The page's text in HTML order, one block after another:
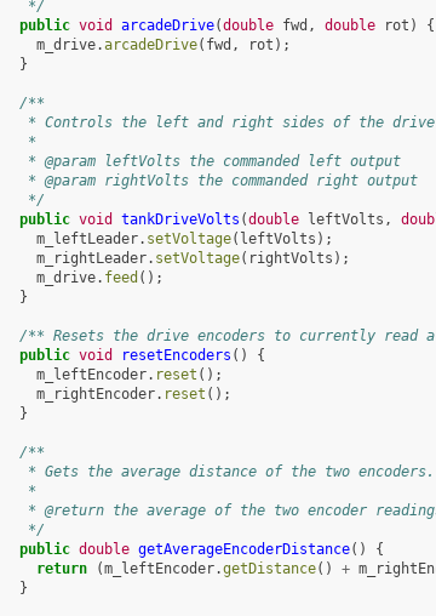
   */
public void arcadeDrive(double fwd , double rot )
{
m_drive.arcadeDrive( fwd , rot );
}
/**
* Controls the left and right sides of the
   *
   * @param leftVolts the commanded left output
   * @param rightVolts the commanded right output
   */
public void tankDriveVolts (double leftVolts ,
m_leftLeader. setVoltage( leftVolts );
m_rightLeader. setVoltage( rightVolts );
m_drive. feed ();
}
/** Resets the drive encoders to currently
public void resetEncoders ()
{
m_leftEncoder. reset ();
m_rightEncoder. reset ();
}
/**
   * Gets the average distance of the two encoders.
   *
* @return the average of the two encoder
   */
public double getAverageEncoderDistance()
{
return (m_leftEncoder.getDistance() +
}